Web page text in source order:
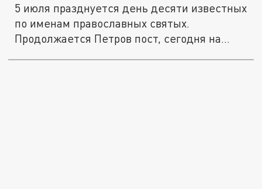
5 июля празднуется день десяти известных
по именам православных святых.
Продолжается Петров пост, сегодня на...